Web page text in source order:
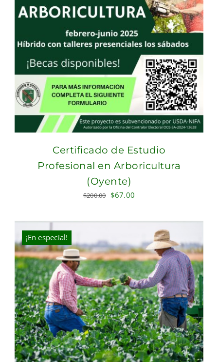
Certificado de Estudio
Profesional en Arboricultura
(Oyente)
$200.00 Original
was:
$67.00
is:
$67.00.
¡En especial!